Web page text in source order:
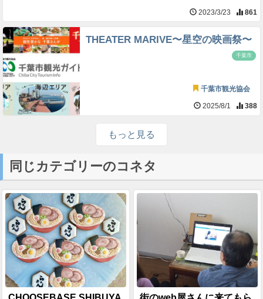
2023/3/23 861
THEATER MARIVE〜星空の映画祭〜
千葉市
千葉市観光協会
2025/8/1 388
もっと見る
同じカテゴリーのコネタ